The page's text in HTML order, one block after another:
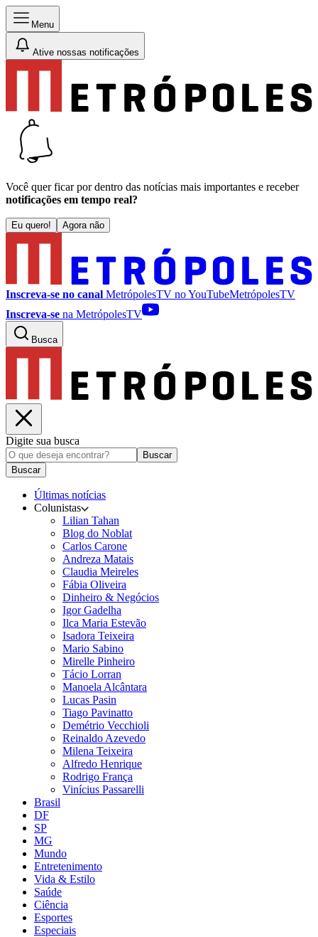
Menu
Ative nossas notificações
Você quer ficar por dentro das notícias mais importantes e receber
notificações em tempo real?
Eu quero! Agora não
Inscreva-se no canal MetrópolesTV noYouTubeMetrópolesTV
Inscreva-se na MetrópolesTV
Busca
Digite sua busca
Buscar
Buscar
Últimas notícias
Colunistas
Lilian Tahan
Blog do Noblat
Carlos Carone
Andreza Matais
Claudia Meireles
Fábia Oliveira
Dinheiro & Negócios
Igor Gadelha
Ilca Maria Estevão
Isadora Teixeira
Mario Sabino
Mirelle Pinheiro
Tácio Lorran
Manoela Alcântara
Lucas Pasin
Tiago Pavinatto
Demétrio Vecchioli
Reinaldo Azevedo
Milena Teixeira
Alfredo Henrique
Rodrigo França
Vinícius Passarelli
Brasil
DF
SP
MG
Mundo
Entretenimento
Vida & Estilo
Saúde
Ciência
Esportes
Especiais